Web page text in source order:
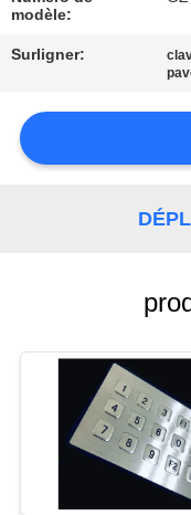
NOUS
UNE
CITATION
PRIVACY
POLICY
modèle:
Surligner: